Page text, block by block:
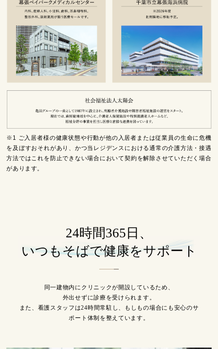
※1 ご入居者様の健康状態や行動が他の入居者または従業員の生命に危機
を及ぼすおそれがあり、かつ当レジデンスにおける通常の介護方法・接遇
方法ではこれを防止できない場合において契約を解除させていただく場合
があります。
24時間365日、
いつもそばで健康をサポート
同一建物内にクリニックが開設しているため、
外出せずに診療を受けられます。
また、看護スタッフは24時間常駐し、もしもの場合にも安心のサ
ポート体制を整えています。